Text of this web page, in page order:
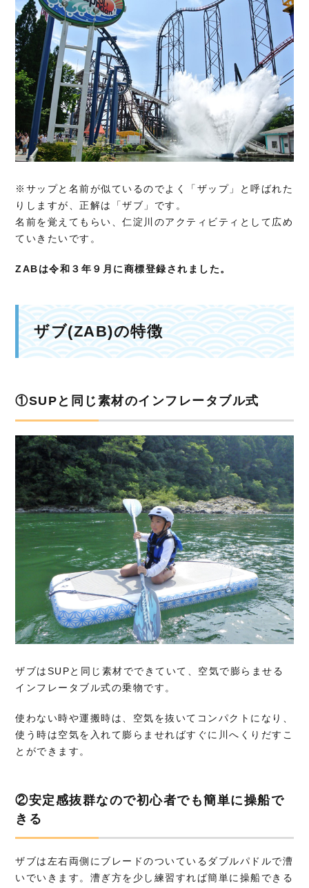
※サップと名前が似ているのでよく「ザップ」と呼ばれた
りしますが、正解は「ザブ」です。
名前を覚えてもらい、仁淀川のアクティビティとして広め
ていきたいです。
ZABは令和３年９月に商標登録されました。
ザブ(ZAB)の特徴
①SUPと同じ素材のインフレータブル式
ザブはSUPと同じ素材でできていて、空気で膨らませる
インフレータブル式の乗物です。
使わない時や運搬時は、空気を抜いてコンパクトになり、
使う時は空気を入れて膨らませればすぐに川へくりだすこ
とができます。
②安定感抜群なので初心者でも簡単に操船で
きる
ザブは左右両側にブレードのついているダブルパドルで漕
いでいきます。漕ぎ方を少し練習すれば簡単に操船できる